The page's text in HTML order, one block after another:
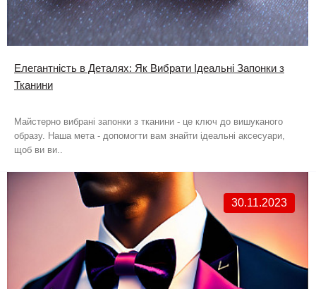
Елегантність в Деталях: Як Вибрати Ідеальні Запонки з
Тканини
Майстерно вибрані запонки з тканини - це ключ до вишуканого
образу. Наша мета - допомогти вам знайти ідеальні аксесуари,
щоб ви ви..
30.11.2023